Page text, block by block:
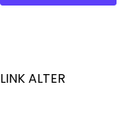
LINK ALTER